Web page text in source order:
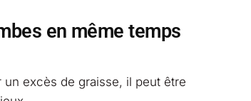
en même temps
excès de graisse, il peut être